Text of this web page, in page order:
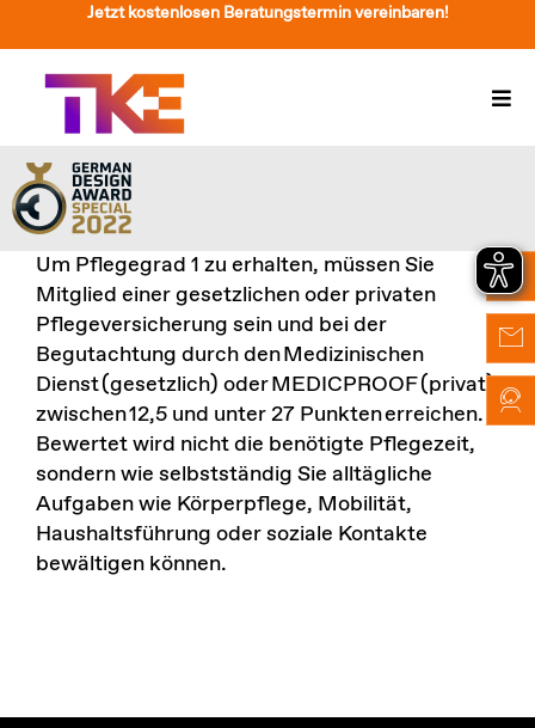
Inhalt
springen
Jetzt kostenlosen Beratungstermin vereinbaren!
Treppenlift
Preise
Service
Treppenliftberatung
Über Uns & Kontakt
Suche
nach:
Um Pflegegrad 1 zu erhalten, müssen Sie
Mitglied einer gesetzlichen oder privaten
Pflegeversicherung sein und bei der
Begutachtung durch denMedizinischen
Dienst(gesetzlich) oderMEDICPROOF(privat)
zwischen12,5 und unter 27 Punktenerreichen.
Bewertet wird nicht die benötigte Pflegezeit,
sondern wie selbstständig Sie alltägliche
Aufgaben wie Körperpflege, Mobilität,
Haushaltsführung oder soziale Kontakte
bewältigen können.